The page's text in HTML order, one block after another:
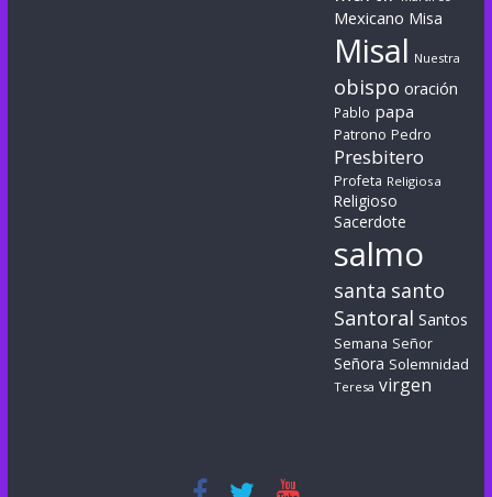
Mexicano Misa
Misal Nuestra
obispo oración
Pablo papa
Patrono Pedro
Presbitero
Profeta Religiosa
Religioso
Sacerdote
salmo
santa santo
Santoral Santos
Semana Señor
Señora Solemnidad
Teresa virgen